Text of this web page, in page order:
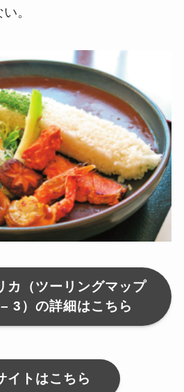
。
カ（ツーリングマップ
3）の詳細はこちら
イトはこちら